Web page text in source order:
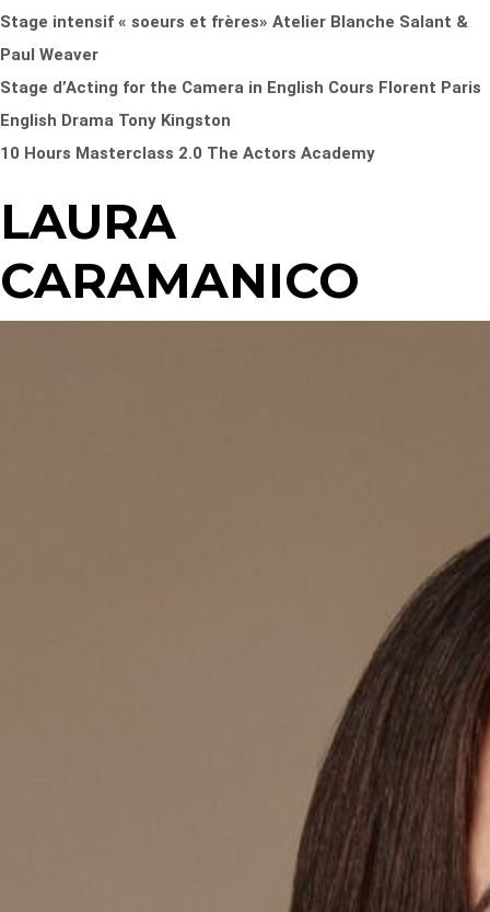
Stage intensif « soeurs et frères» Atelier Blanche Salant &
Paul Weaver
Stage d’Acting for the Camera in English Cours Florent Paris
English Drama Tony Kingston
10 Hours Masterclass 2.0 The Actors Academy
LAURA
CARAMANICO